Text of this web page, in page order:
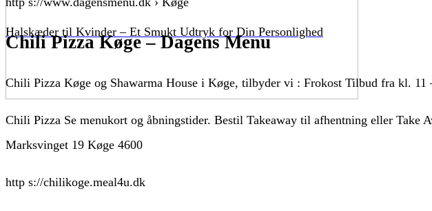
Halskæder til Kvinder – Et Smukt Udtryk for Din Personlighed
Chili Pizza Køge – Dagens Menu
Chili Pizza Køge og Shawarma House i Køge, tilbyder vi : Frokost Tilbud fra kl.
Chili Pizza Se menukort og åbningstider. Bestil Takeaway til afhentning eller
Marksvinget 19 Køge 4600
http s://chilikoge.meal4u.dk